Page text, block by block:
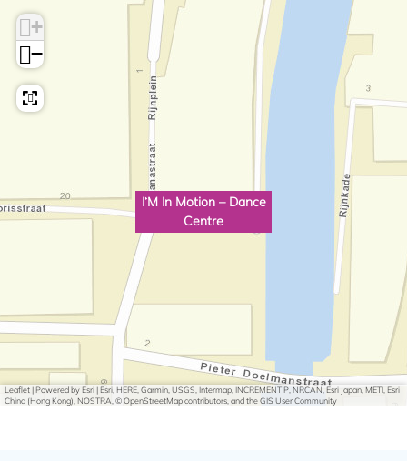
I’M In Motion – Dance
Centre
+
−
Leaflet|Powered by Esri | Esri, HERE, Garmin, USGS, Intermap, INCREMENT P, NRCAN, Esri Japan, METI, Esri
China (Hong Kong), NOSTRA, © OpenStreetMap contributors, and the GIS User Community